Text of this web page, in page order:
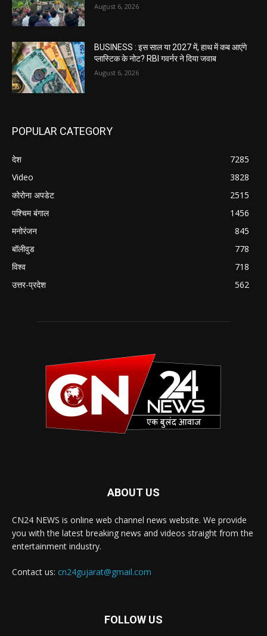
August 6, 2026
BUSINESS : इस साल या 2027 में, हाथ में कब आएंगे
प्लास्टिक के नोट? RBI गवर्नर ने दिया जवाब
August 6, 2026
POPULAR CATEGORY
देश
7285
Video
3828
कोरोना अपडेट
2515
पश्चिम बंगाल
1456
मनोरंजन
845
बॉलीवुड
778
विश्व
718
उत्तर-प्रदेश
562
ABOUT US
CN24 NEWS is online web channel news website. We provide
you with the latest breaking news and videos straight from the
entertainment industry.
Contact us: cn24gujarat@gmail.com
FOLLOW US